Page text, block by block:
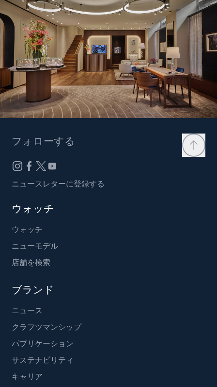
フォローする
ニュースレターに登録する
ウォッチ
ウォッチ
ニューモデル
店舗を検索
ブランド
ニュース
クラフツマンシップ
パブリケーション
サステナビリティ
キャリア